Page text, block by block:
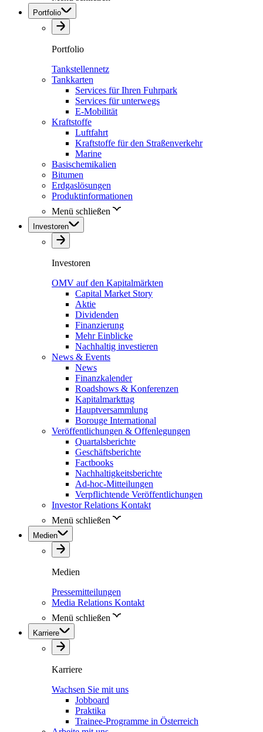
Portfolio
Portfolio
Tankstellennetz
Tankkarten
Services für Ihren Fuhrpark
Services für unterwegs
E-Mobilität
Kraftstoffe
Luftfahrt
Kraftstoffe für den Straßenverkehr
Marine
Basischemikalien
Bitumen
Erdgaslösungen
Produktinformationen
Menü schließen
Investoren
Investoren
OMV auf den Kapitalmärkten
Capital Market Story
Aktie
Dividenden
Finanzierung
Mehr Einblicke
Nachhaltig investieren
News & Events
News
Finanzkalender
Roadshows & Konferenzen
Kapitalmarkttag
Hauptversammlung
Borouge International
Veröffentlichungen & Offenlegungen
Quartalsberichte
Geschäftsberichte
Factbooks
Nachhaltigkeitsberichte
Ad-hoc-Mitteilungen
Verpflichtende Veröffentlichungen
Investor Relations Kontakt
Menü schließen
Medien
Medien
Pressemitteilungen
Media Relations Kontakt
Menü schließen
Karriere
Karriere
Wachsen Sie mit uns
Jobboard
Praktika
Trainee-Programme in Österreich